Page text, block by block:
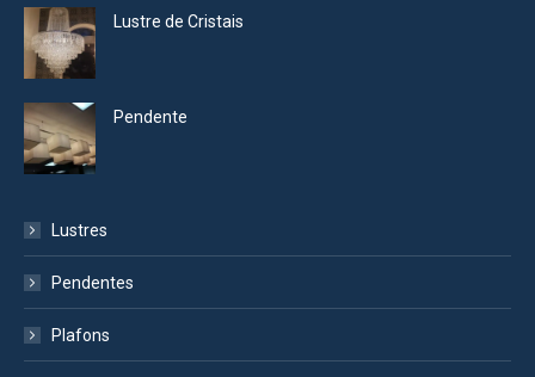
Lustre de Cristais
Pendente
Lustres
Pendentes
Plafons